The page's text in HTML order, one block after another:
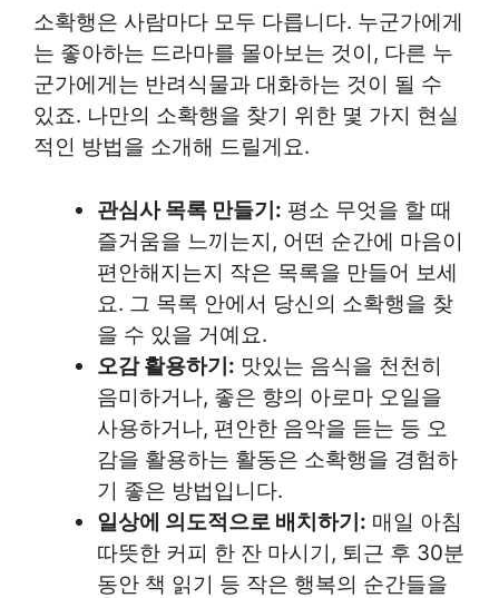
소확행은 사람마다 모두 다릅니다. 누군가에게
는 좋아하는 드라마를 몰아보는 것이, 다른 누
군가에게는 반려식물과 대화하는 것이 될 수
있죠. 나만의 소확행을 찾기 위한 몇 가지 현실
적인 방법을 소개해 드릴게요.
관심사 목록 만들기: 평소 무엇을 할 때
즐거움을 느끼는지, 어떤 순간에 마음이
편안해지는지 작은 목록을 만들어 보세
요. 그 목록 안에서 당신의 소확행을 찾
을 수 있을 거예요.
오감 활용하기: 맛있는 음식을 천천히
음미하거나, 좋은 향의 아로마 오일을
사용하거나, 편안한 음악을 듣는 등 오
감을 활용하는 활동은 소확행을 경험하
기 좋은 방법입니다.
일상에 의도적으로 배치하기: 매일 아침
따뜻한 커피 한 잔 마시기, 퇴근 후 30분
동안 책 읽기 등 작은 행복의 순간들을